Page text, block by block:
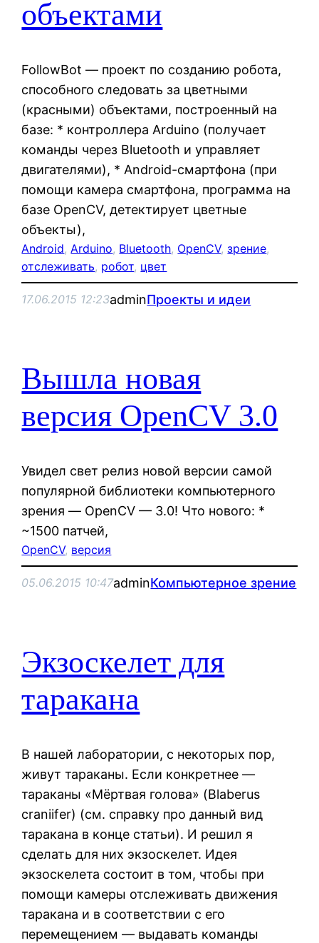
объектами
FollowBot — проект по созданию робота,
способного следовать за цветными
(красными) объектами, построенный на
базе: * контроллера Arduino (получает
команды через Bluetooth и управляет
двигателями), * Android-смартфона (при
помощи камера смартфона, программа на
базе OpenCV, детектирует цветные
объекты),
Android, Arduino, Bluetooth, OpenCV, зрение
отслеживать, робот, цвет
17.06.2015 12:23adminПроекты и идеи
Вышла новая
версия OpenCV 3.0
Увидел свет релиз новой версии самой
популярной библиотеки компьютерного
зрения — OpenCV — 3.0! Что нового: *
~1500 патчей,
OpenCV, версия
05.06.2015 10:47adminКомпьютерное зрение
Экзоскелет для
таракана
В нашей лаборатории, с некоторых пор,
живут тараканы. Если конкретнее —
тараканы «Мёртвая голова» (Blaberus
craniifer) (см. справку про данный вид
таракана в конце статьи). И решил я
сделать для них экзоскелет. Идея
экзоскелета состоит в том, чтобы при
помощи камеры отслеживать движения
таракана и в соответствии с его
перемещением — выдавать команды